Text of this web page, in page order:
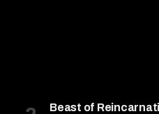
Beast of